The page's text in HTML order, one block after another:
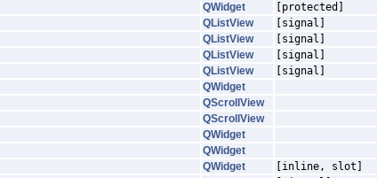
QWidget
[protected]
QListView
[signal]
QListView
[signal]
QListView
[signal]
QListView
[signal]
QWidget
QScrollView
QScrollView
QWidget
QWidget
QWidget
[inline, slot]